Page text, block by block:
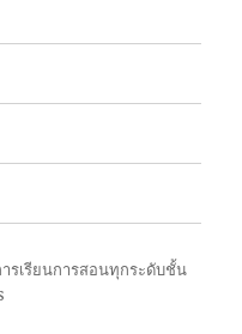
รเรียนการสอนทุกระดับชั้น